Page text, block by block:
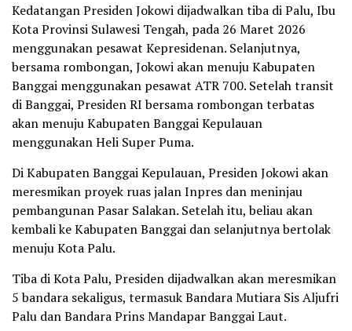
Kedatangan Presiden Jokowi dijadwalkan tiba di Palu, Ibu
Kota Provinsi Sulawesi Tengah, pada 26 Maret 2026
menggunakan pesawat Kepresidenan. Selanjutnya,
bersama rombongan, Jokowi akan menuju Kabupaten
Banggai menggunakan pesawat ATR 700. Setelah transit
di Banggai, Presiden RI bersama rombongan terbatas
akan menuju Kabupaten Banggai Kepulauan
menggunakan Heli Super Puma.
Di Kabupaten Banggai Kepulauan, Presiden Jokowi akan
meresmikan proyek ruas jalan Inpres dan meninjau
pembangunan Pasar Salakan. Setelah itu, beliau akan
kembali ke Kabupaten Banggai dan selanjutnya bertolak
menuju Kota Palu.
Tiba di Kota Palu, Presiden dijadwalkan akan meresmikan
5 bandara sekaligus, termasuk Bandara Mutiara Sis Aljufri
Palu dan Bandara Prins Mandapar Banggai Laut.